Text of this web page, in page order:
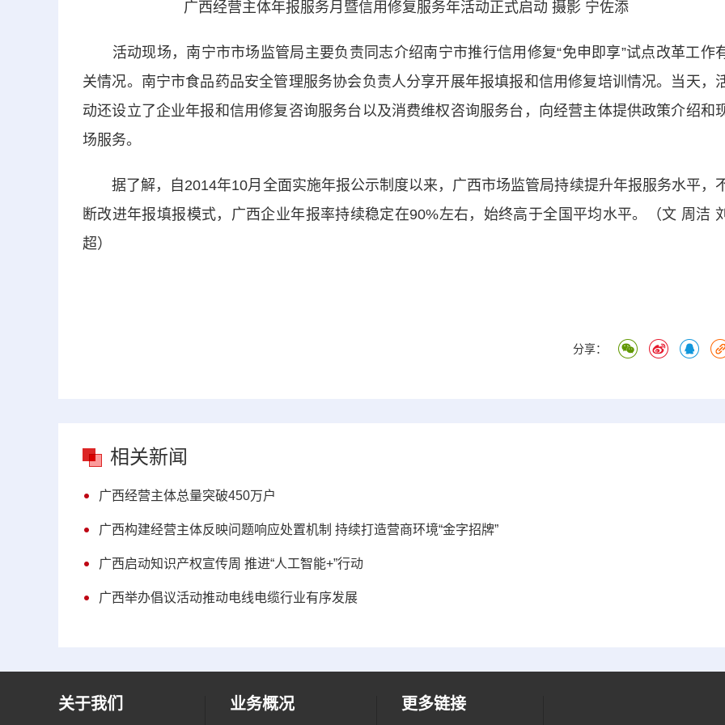
广西经营主体年报服务月暨信用修复服务年活动正式启动 摄影 宁佐添
活动现场，南宁市市场监管局主要负责同志介绍南宁市推行信用修复“免申即享”试点改革工作
关情况。南宁市食品药品安全管理服务协会负责人分享开展年报填报和信用修复培训情况。当天，
动还设立了企业年报和信用修复咨询服务台以及消费维权咨询服务台，向经营主体提供政策介绍和
场服务。
据了解，自2014年10月全面实施年报公示制度以来，广西市场监管局持续提升年报服务水平，
断改进年报填报模式，广西企业年报率持续稳定在90%左右，始终高于全国平均水平。（文 周洁 刘
超）
分享：
相关新闻
广西经营主体总量突破450万户
广西构建经营主体反映问题响应处置机制 持续打造营商环境“金字招牌”
广西启动知识产权宣传周 推进“人工智能+”行动
广西举办倡议活动推动电线电缆行业有序发展
关于我们 业务概况 更多链接